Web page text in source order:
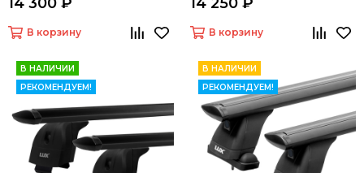
В корзину В корзину
В НАЛИЧИИ
РЕКОМЕНДУЕМ!
В НАЛИЧИИ
РЕКОМЕНДУЕМ!